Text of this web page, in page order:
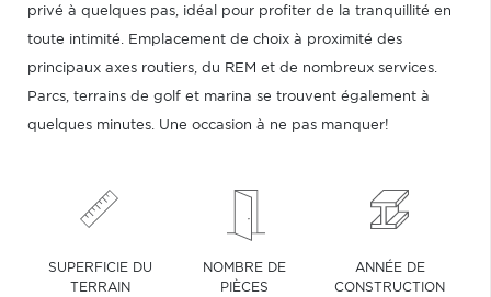
privé à quelques pas, idéal pour profiter de la tranquillité en
toute intimité. Emplacement de choix à proximité des
principaux axes routiers, du REM et de nombreux services.
Parcs, terrains de golf et marina se trouvent également à
quelques minutes. Une occasion à ne pas manquer!
SUPERFICIE DU
TERRAIN
NOMBRE DE
PIÈCES
ANNÉE DE
CONSTRUCTION